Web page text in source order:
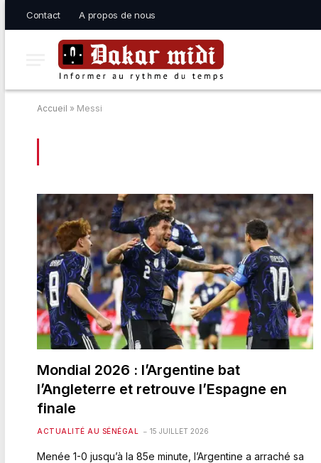
Contact A propos de nous
Accueil » Messi
Mondial 2026 : l’Argentine bat
l’Angleterre et retrouve l’Espagne en
finale
ACTUALITÉ AU SÉNÉGAL 15 JUILLET 2026
Menée 1-0 jusqu’à la 85e minute, l’Argentine a arraché sa